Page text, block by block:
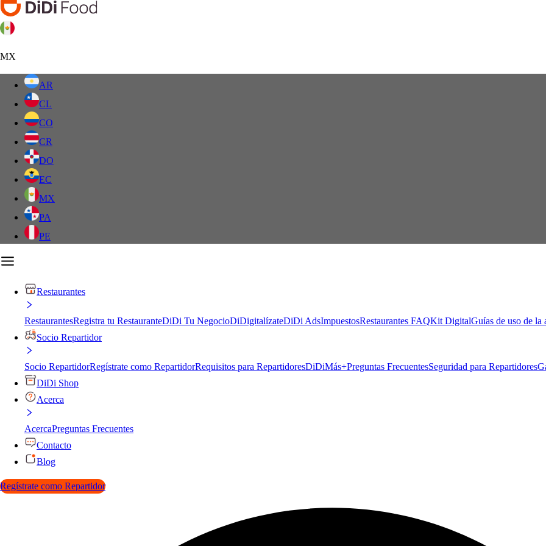
MX
AR
CL
CO
CR
DO
EC
MX
PA
PE
Restaurantes
RestaurantesRegistra tu RestauranteDiDi Tu NegocioDiDigitalízateDiDi AdsImpuestosRestaurantes FAQKit DigitalGuías de uso de la
Socio Repartidor
Socio RepartidorRegístrate como RepartidorRequisitos para RepartidoresDiDiMás+Preguntas FrecuentesSeguridad para Repartidores
DiDi Shop
Acerca
AcercaPreguntas Frecuentes
Contacto
Blog
Regístrate como Repartidor